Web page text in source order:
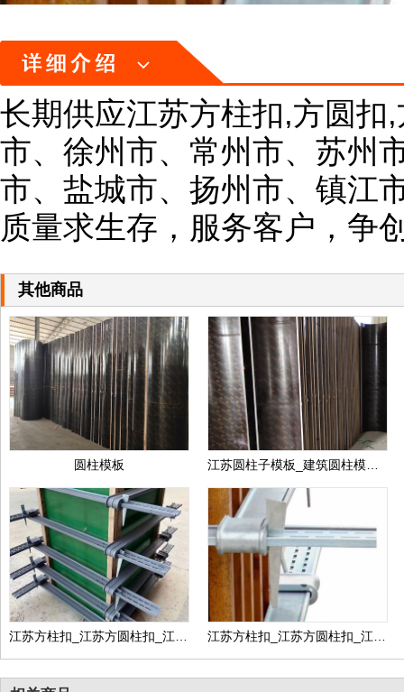
长期供应江苏方柱扣,方圆扣
市、徐州市、常州市、苏州
市、盐城市、扬州市、镇江
质量求生存，服务客户，争
其他商品
圆柱模板